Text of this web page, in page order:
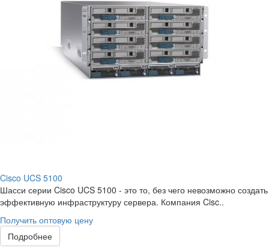
Cisco UCS 5100
Шасси серии Cisco UCS 5100 - это то, без чего невозможно создать
эффективную инфраструктуру сервера. Компания Cisc..
Получить оптовую цену
Подробнее